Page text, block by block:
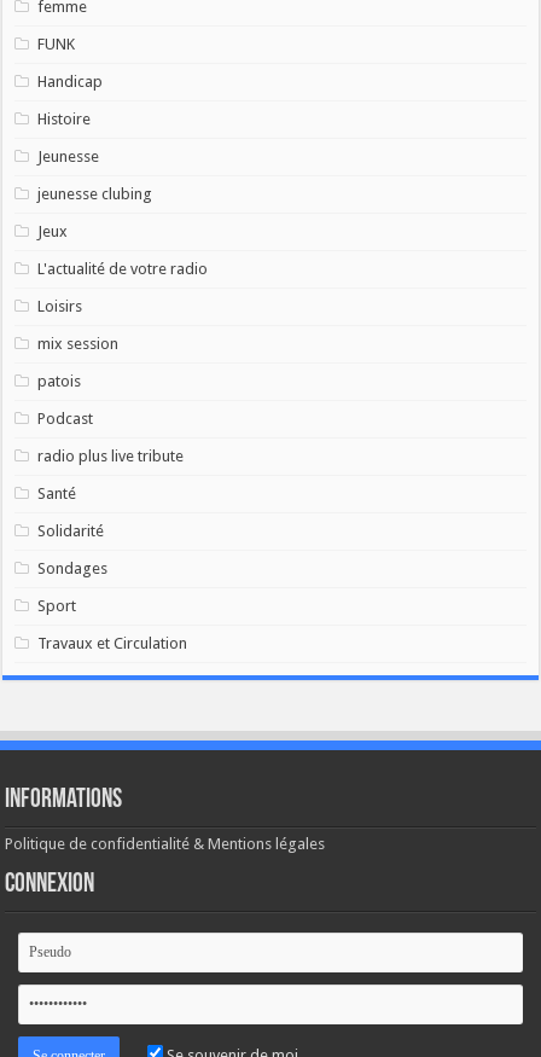
femme
FUNK
Handicap
Histoire
Jeunesse
jeunesse clubing
Jeux
L'actualité de votre radio
Loisirs
mix session
patois
Podcast
radio plus live tribute
Santé
Solidarité
Sondages
Sport
Travaux et Circulation
Informations
Politique de confidentialité & Mentions légales
Connexion